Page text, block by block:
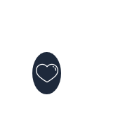
Género